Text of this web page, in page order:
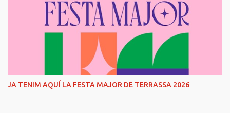
JA TENIM AQUÍ LA FESTA MAJOR DE TERRASSA 2026